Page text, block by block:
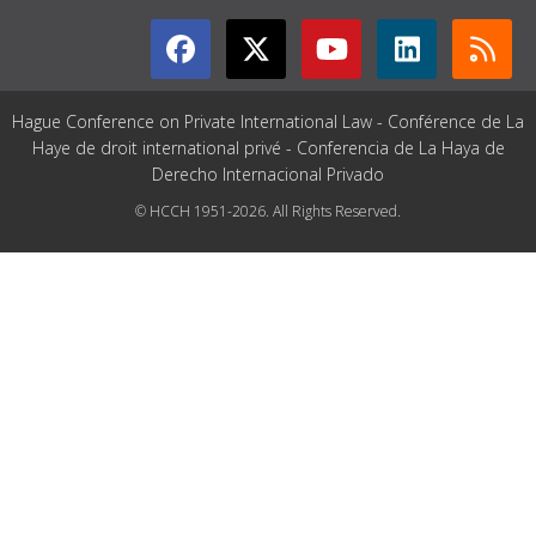
Hague Conference on Private International Law - Conférence de La
Haye de droit international privé - Conferencia de La Haya de
Derecho Internacional Privado
© HCCH 1951-2026. All Rights Reserved.